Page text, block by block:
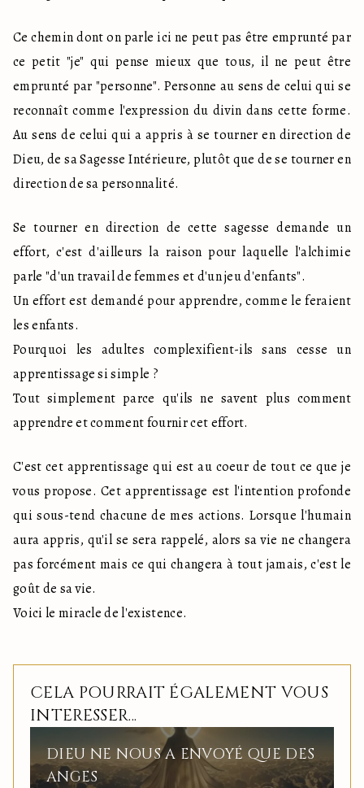
Ce chemin dont on parle ici ne peut pas être emprunté par
ce petit "je" qui pense mieux que tous, il ne peut être
emprunté par "personne". Personne au sens de celui qui se
reconnaît comme l'expression du divin dans cette forme.
Au sens de celui qui a appris à se tourner en direction de
Dieu, de sa Sagesse Intérieure, plutôt que de se tourner en
direction de sa personnalité.
Se tourner en direction de cette sagesse demande un
effort, c'est d'ailleurs la raison pour laquelle l'alchimie
parle "d'un travail de femmes et d'un jeu d'enfants".
Un effort est demandé pour apprendre, comme le feraient
les enfants.
Pourquoi les adultes complexifient-ils sans cesse un
apprentissage si simple ?
Tout simplement parce qu'ils ne savent plus comment
apprendre et comment fournir cet effort.
C'est cet apprentissage qui est au coeur de tout ce que je
vous propose. Cet apprentissage est l'intention profonde
qui sous-tend chacune de mes actions. Lorsque l'humain
aura appris, qu'il se sera rappelé, alors sa vie ne changera
pas forcément mais ce qui changera à tout jamais, c'est le
goût de sa vie.
Voici le miracle de l'existence.
CELA POURRAIT ÉGALEMENT VOUS
INTERESSER...
DIEU NE NOUS A ENVOYÉ QUE DES
ANGES